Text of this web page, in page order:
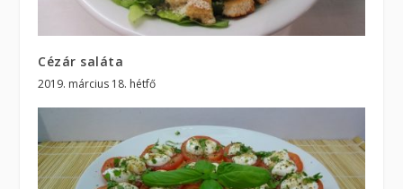
Cézár saláta
2019. március 18. hétfő